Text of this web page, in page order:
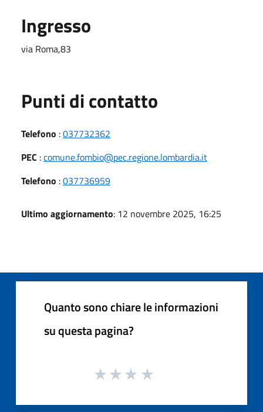
Ingresso
via Roma,83
Punti di contatto
Telefono :037732362
PEC :comune.fombio@pec.regione.lombardia.it
Telefono :037736959
Ultimo aggiornamento: 12 novembre 2025, 16:25
Quanto sono chiare le informazioni
su questa pagina?